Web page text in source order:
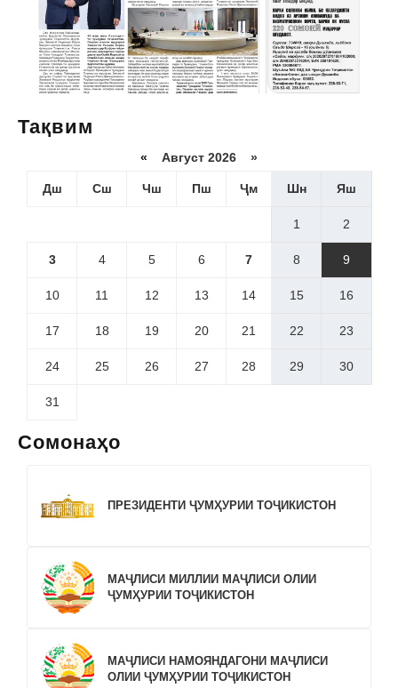
Тақвим
« Август 2026 »
Дш Сш Чш Пш Ҷм Шн Яш
1 2
3 4 5 6 7 8 9
10 11 12 13 14 15 16
17 18 19 20 21 22 23
24 25 26 27 28 29 30
31
Сомонаҳо
ПРЕЗИДЕНТИ ҶУМҲУРИИ ТОҶИКИСТОН
МАҶЛИСИ МИЛЛИИ МАҶЛИСИ ОЛИИ
ҶУМҲУРИИ ТОҶИКИСТОН
МАҶЛИСИ НАМОЯНДАГОНИ МАҶЛИСИ
ОЛИИ ҶУМҲУРИИ ТОҶИКИСТОН